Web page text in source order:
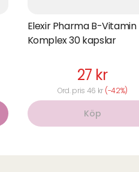
Elexir Pharma B-Vitamin
Komplex 30 kapslar
27 kr
Ord. pris 46 kr (-42%)
Köp